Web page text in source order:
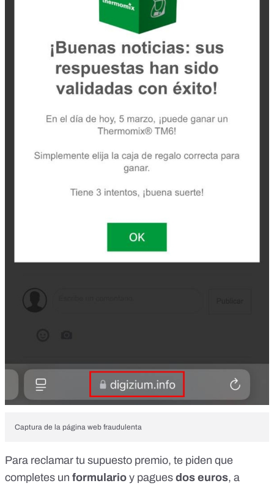
Captura de la página web fraudulenta
Para reclamar tu supuesto premio, te piden que
completes un formulario y pagues dos euros, a